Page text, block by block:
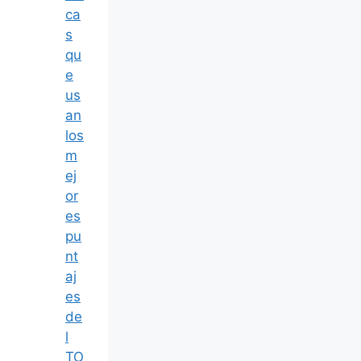
ca
s
qu
e
us
an
los
m
ej
or
es
pu
nt
aj
es
de
l
TO